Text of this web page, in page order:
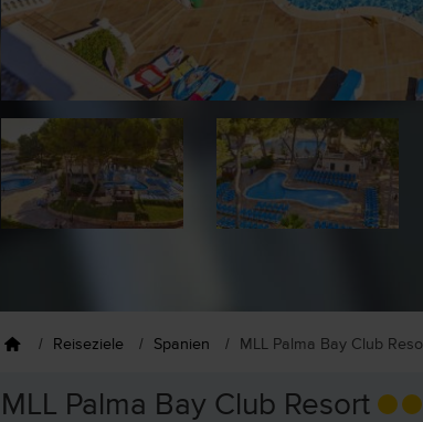
Reiseziele Spanien MLL Palma Bay Club
MLL Palma Bay Club Resort